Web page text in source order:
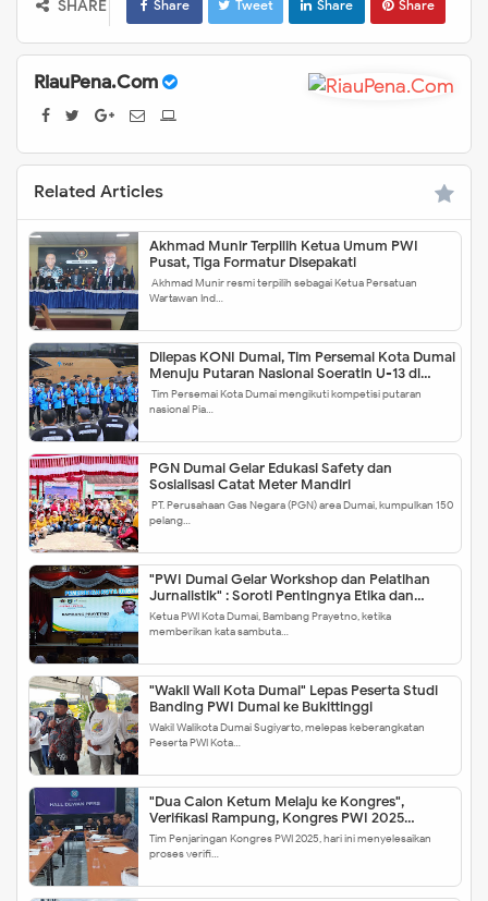
SHARE Share Tweet Share Share
RiauPena.Com
Related Articles
Akhmad Munir Terpilih Ketua Umum PWI
Pusat, Tiga Formatur Disepakati
Akhmad Munir resmi terpilih sebagai Ketua Persatuan
Wartawan Ind…
Dilepas KONI Dumai, Tim Persemai Kota Dumai
Menuju Putaran Nasional Soeratin U-13 di
Yogyakarta
Tim Persemai Kota Dumai mengikuti kompetisi putaran
nasional Pia…
PGN Dumai Gelar Edukasi Safety dan
Sosialisasi Catat Meter Mandiri
PT. Perusahaan Gas Negara (PGN) area Dumai, kumpulkan 150
pelang…
"PWI Dumai Gelar Workshop dan Pelatihan
Jurnalistik" : Soroti Pentingnya Etika dan
Integritas
Ketua PWI Kota Dumai, Bambang Prayetno, ketika
memberikan kata sambuta…
"Wakil Wali Kota Dumai" Lepas Peserta Studi
Banding PWI Dumai ke Bukittinggi
Wakil Walikota Dumai Sugiyarto, melepas keberangkatan
Peserta PWI Kota…
"Dua Calon Ketum Melaju ke Kongres",
Verifikasi Rampung, Kongres PWI 2025
Disiapkan Jadi Ajang Pemersatu
Tim Penjaringan Kongres PWI 2025, hari ini menyelesaikan
proses verifi…